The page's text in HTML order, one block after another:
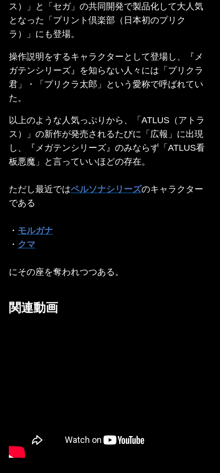
ス）」と「セガ」の共同開発で製品化して大人気
となった「プリント倶楽部（日本初のプリク
ラ）」にも登場。
操作説明をするキャラクターとして登場し、『メ
ガテンシリーズ』を知らない人々には「プリクラ
君」・「プリクラ太郎」という愛称で呼ばれてい
た。
以上のような人気っぷりから、「ATLUS（アトラ
ス）」の新作が発売されるたびに「広報」に出現
し、『メガテンシリーズ』のみならず「ATLUS看
板悪魔」と言っていいほどの存在。
ただし最近ではペルソナシリーズのキャラクター
である
・ モルガナ
・ クマ
にその座を奪われつつある。
関連動画